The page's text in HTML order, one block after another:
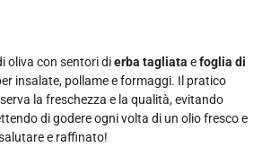
oliva con sentori dierba tagliata efoglia di
insalate, pollame e formaggi. Il pratico
la freschezza e la qualità, evitando
di godere ogni volta di un olio fresco e
e raffinato!